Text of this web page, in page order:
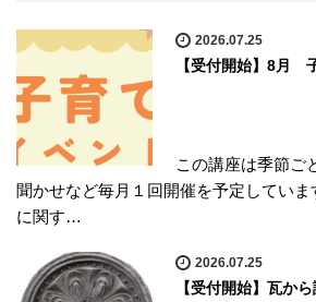
2026.07.25
【受付開始】8月
この講座は季節ご
聞かせなど毎月１回開催を予定していま
に関す…
2026.07.25
【受付開始】瓦か